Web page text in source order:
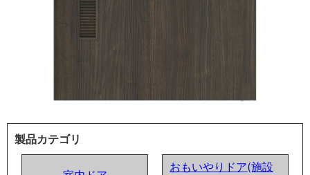
製品カテゴリ
おもいやりドア(施設